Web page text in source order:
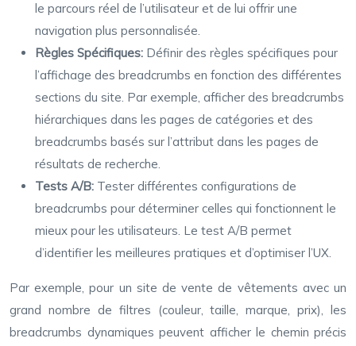
le parcours réel de l’utilisateur et de lui offrir une
navigation plus personnalisée.
Règles Spécifiques: Définir des règles spécifiques pour
l’affichage des breadcrumbs en fonction des différentes
sections du site. Par exemple, afficher des breadcrumbs
hiérarchiques dans les pages de catégories et des
breadcrumbs basés sur l’attribut dans les pages de
résultats de recherche.
Tests A/B: Tester différentes configurations de
breadcrumbs pour déterminer celles qui fonctionnent le
mieux pour les utilisateurs. Le test A/B permet
d’identifier les meilleures pratiques et d’optimiser l’UX.
Par exemple, pour un site de vente de vêtements avec un
grand nombre de filtres (couleur, taille, marque, prix), les
breadcrumbs dynamiques peuvent afficher le chemin précis